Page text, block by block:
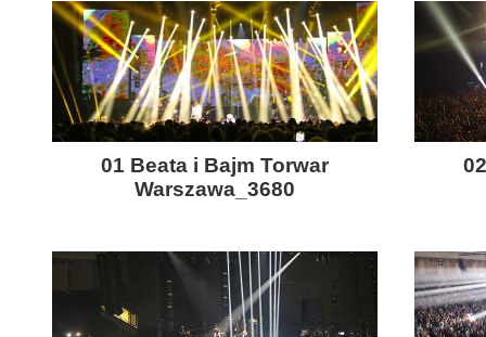
01 Beata i Bajm Torwar
Warszawa_3680